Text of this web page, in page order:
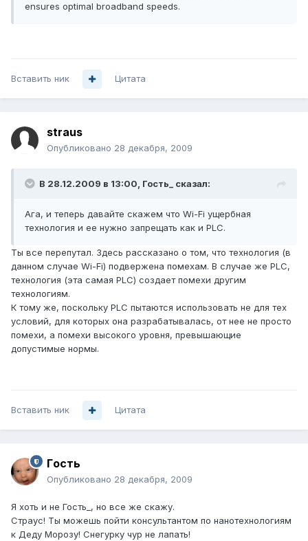
ensures optimal broadband speeds.
Вставить ник Цитата
straus
Опубликовано 28 декабря, 2009
В 28.12.2009 в 13:00, Гость_ сказал:
Ага, и теперь давайте скажем что Wi-Fi ущербная
технология и ее нужно запрещать как и PLC.
Ты все перепутал. Здесь рассказано о том, что технология (в
данном случае Wi-Fi) подвержена помехам. В случае же PLC,
технология (эта самая PLC) создает помехи другим
технологиям.
К тому же, поскольку PLC пытаются использовать не для тех
условий, для которых она разрабатывалась, от нее не просто
помехи, а помехи высокого уровня, превышающие
допустимые нормы.
Вставить ник Цитата
Гoсть
Опубликовано 28 декабря, 2009
Я хоть и не Гость_, но все же скажу.
Страус! Ты можешь пойти консультантом по нанотехнологиям
к Деду Морозу! Снегурку чур не лапать!